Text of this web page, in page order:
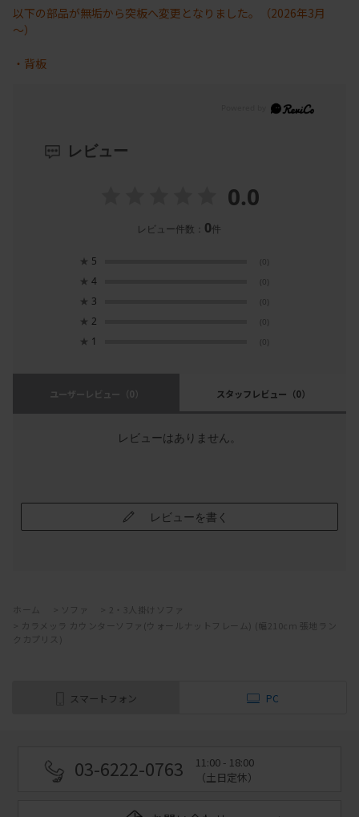
以下の部品が無垢から突板へ変更となりました。（2026年3月
～）
・背板
レビュー
0.0
レビュー件数： 0件
★ 5 (0)
★ 4 (0)
★ 3 (0)
★ 2 (0)
★ 1 (0)
ユーザーレビュー （0） スタッフレビュー （0）
レビューはありません。
レビューを書く
ホーム ソファ
2・3人掛けソファ
カラメッラ カウンターソファ(ウォールナットフレーム) (幅210cm 張地ラン
クカプリス)
スマートフォン PC
03-6222-0763
11:00 - 18:00
（土日定休）